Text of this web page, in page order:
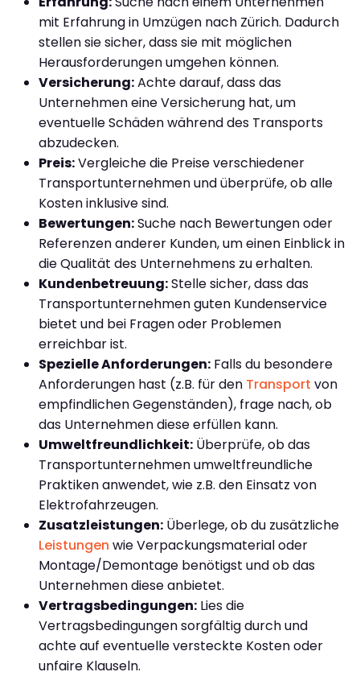
mit Erfahrung in Umzügen nach Zürich. Dadurch
stellen sie sicher, dass sie mit möglichen
Herausforderungen umgehen können.
Versicherung:Achte darauf, dass das
Unternehmen eine Versicherung hat, um
eventuelle Schäden während des Transports
abzudecken.
Preis:Vergleiche die Preise verschiedener
Transportunternehmen und überprüfe, ob alle
Kosten inklusive sind.
Bewertungen:Suche nach Bewertungen oder
Referenzen anderer Kunden, um einen Einblick in
die Qualität des Unternehmens zu erhalten.
Kundenbetreuung:Stelle sicher, dass das
Transportunternehmen guten Kundenservice
bietet und bei Fragen oder Problemen
erreichbar ist.
Spezielle Anforderungen: Falls du besondere
Anforderungen hast (z.B. für den Transport von
empfindlichen Gegenständen), frage nach, ob
das Unternehmen diese erfüllen kann.
Umweltfreundlichkeit: Überprüfe, ob das
Transportunternehmen umweltfreundliche
Praktiken anwendet, wie z.B. den Einsatz von
Elektrofahrzeugen.
Zusatzleistungen: Überlege, ob du zusätzliche
Leistungen wie Verpackungsmaterial oder
Montage/Demontage benötigst und ob das
Unternehmen diese anbietet.
Vertragsbedingungen: Lies die
Vertragsbedingungen sorgfältig durch und
achte auf eventuelle versteckte Kosten oder
unfaire Klauseln.